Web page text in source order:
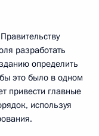
разработать
определить
это было в одном
привести главные
используя